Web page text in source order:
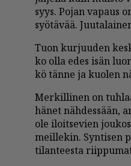
syys. Po­jan va­paus
syö­tä­vää.
Tuon kur­juu­den
ko ol­la edes isän
kö tän­ne ja kuo­len
Mer­kil­li­nen on
hä­net näh­des­sään,
ole iloit­se­vien
meil­le­kin. Syn­ti­sen
ti­lan­tees­ta